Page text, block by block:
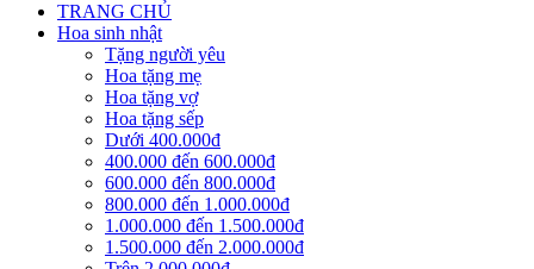
TRANG CHỦ
Hoa sinh nhật
Tặng người yêu
Hoa tặng mẹ
Hoa tặng vợ
Hoa tặng sếp
Dưới 400.000đ
400.000 đến 600.000đ
600.000 đến 800.000đ
800.000 đến 1.000.000đ
1.000.000 đến 1.500.000đ
1.500.000 đến 2.000.000đ